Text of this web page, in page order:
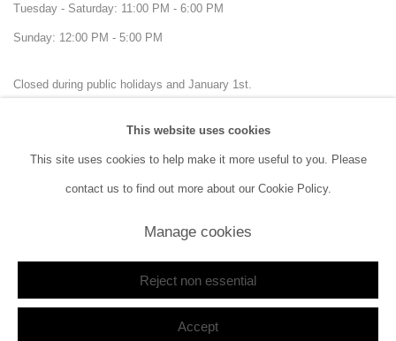
Tuesday - Saturday: 11:00 PM - 6:00 PM
Sunday: 12:00 PM - 5:00 PM
Closed during public holidays and January 1st.
Copyright © 2026 SANATORIUM Site by Artlogic
This website uses cookies
This site uses cookies to help make it more useful to you. Please
contact us to find out more about our Cookie Policy.
Manage cookies
Reject non essential
Accept